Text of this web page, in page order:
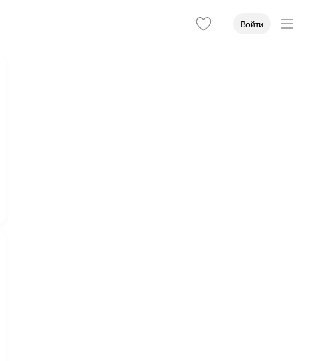
Войти